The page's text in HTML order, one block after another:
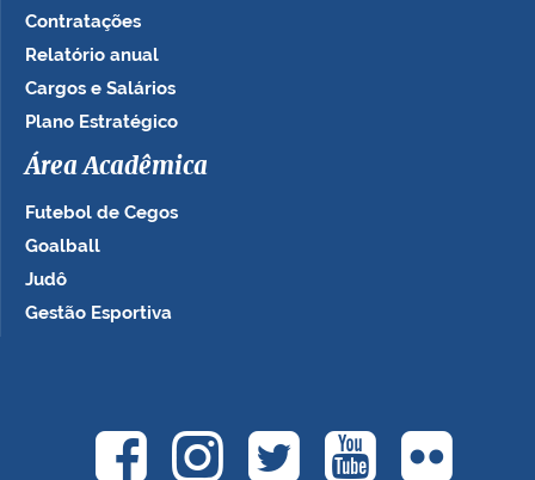
Contratações
Relatório anual
Cargos e Salários
Plano Estratégico
Área Acadêmica
Futebol de Cegos
Goalball
Judô
Gestão Esportiva